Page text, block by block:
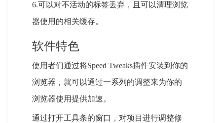
6.可以对不活动的标签丢弃，且可以清理浏览
器使用的相关缓存。
软件特色
使用者们通过将Speed Tweaks插件安装到你的
浏览器，就可以通过一系列的调整来为你的
浏览器使用提供加速。
通过打开工具条的窗口，对项目进行调整修